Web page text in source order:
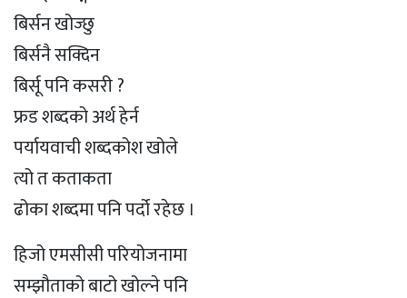
बिर्सन खोज्छु
बिर्सनै सक्दिन
बिर्सू पनि कसरी ?
फ्रड शब्दको अर्थ हेर्न
पर्यायवाची शब्दकोश खोले
त्यो त कताकता
ढोका शब्दमा पनि पर्दो रहेछ ।
हिजो एमसीसी परियोजनामा
सम्झौताको बाटो खोल्ने पनि